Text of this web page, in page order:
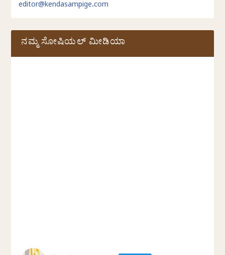
editor@kendasampige.com
ನಮ್ಮ ಸೋಷಿಯಲ್‌ ಮೀಡಿಯಾ